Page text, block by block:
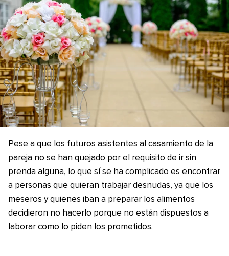
Pese a que los futuros asistentes al casamiento de la
pareja no se han quejado por el requisito de ir sin
prenda alguna, lo que sí se ha complicado es encontrar
a personas que quieran trabajar desnudas, ya que los
meseros y quienes iban a preparar los alimentos
decidieron no hacerlo porque no están dispuestos a
laborar como lo piden los prometidos.